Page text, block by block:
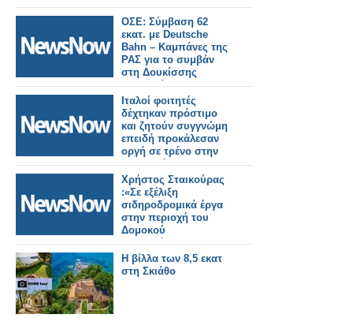
ΟΣΕ: Σύμβαση 62
εκατ. με Deutsche
Bahn – Καμπάνες της
ΡΑΣ για το συμβάν
στη Δουκίσσης
Πλακεντίας.
Ιταλοί φοιτητές
δέχτηκαν πρόστιμο
και ζητούν συγγνώμη
επειδή προκάλεσαν
οργή σε τρένο στην
Μπανγκόκ.
Χρήστος Σταικούρας
:«Σε εξέλιξη
σιδηροδρομικά έργα
στην περιοχή του
Δομοκού
αποκατάστασης
Daniel 188 εκατ. ευρώ.
Η βίλλα των 8,5 εκατ
στη Σκιάθο